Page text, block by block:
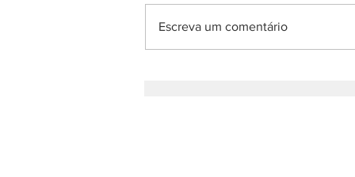
Escreva um comentário